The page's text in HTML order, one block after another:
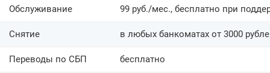
Обслуживание 99 руб./мес., бесплатно при
Снятие в любых банкоматах от 3000
Переводы по СБП бесплатно